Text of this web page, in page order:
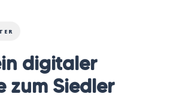
digitaler
zum Siedler